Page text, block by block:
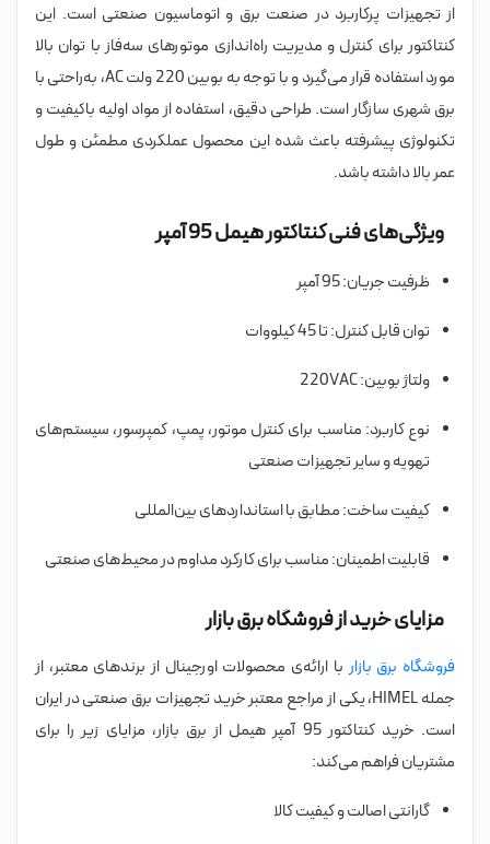
از تجهیزات پرکاربرد در صنعت برق و اتوماسیون صنعتی است. این
کنتاکتور برای کنترل و مدیریت راه‌اندازی موتورهای سه‌فاز با توان بالا
مورد استفاده قرار می‌گیرد و با توجه به بوبین 220 ولت AC، به‌راحتی با
برق شهری سازگار است. طراحی دقیق، استفاده از مواد اولیه باکیفیت و
تکنولوژی پیشرفته باعث شده این محصول عملکردی مطمئن و طول
عمر بالا داشته باشد.
ویژگی‌های فنی کنتاکتور هیمل 95 آمپر
ظرفیت جریان: 95 آمپر
توان قابل کنترل: تا 45 کیلووات
ولتاژ بوبین: 220VAC
نوع کاربرد: مناسب برای کنترل موتور، پمپ، کمپرسور، سیستم‌های
تهویه و سایر تجهیزات صنعتی
کیفیت ساخت: مطابق با استانداردهای بین‌المللی
قابلیت اطمینان: مناسب برای کارکرد مداوم در محیط‌های صنعتی
مزایای خرید از فروشگاه برق بازار
فروشگاه برق بازاربا ارائه‌ی محصولات اورجینال از برندهای معتبر، از
جمله HIMEL، یکی از مراجع معتبر خرید تجهیزات برق صنعتی در ایران
است. خرید کنتاکتور 95 آمپر هیمل از برق بازار، مزایای زیر را برای
مشتریان فراهم می‌کند:
گارانتی اصالت و کیفیت کالا